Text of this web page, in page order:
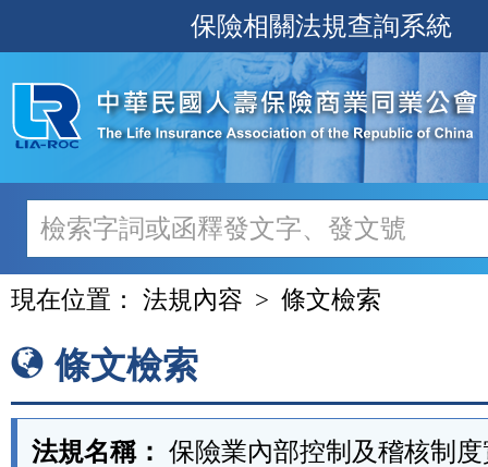
至
主
內
容
保險相關法規查詢系統
現在位置： 法規內容 條文檢索
條文檢索
法規名稱： 保險業內部控制及稽核制